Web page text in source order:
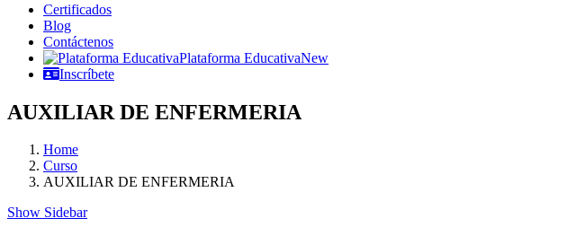
Certificados
Blog
Contáctenos
Plataforma EducativaNew
Inscríbete
AUXILIAR DE ENFERMERIA
Home
Curso
AUXILIAR DE ENFERMERIA
Show Sidebar